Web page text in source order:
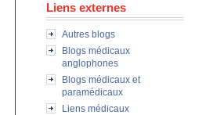
Liens externes
Autres blogs
Blogs médicaux
anglophones
Blogs médicaux et
paramédicaux
Liens médicaux